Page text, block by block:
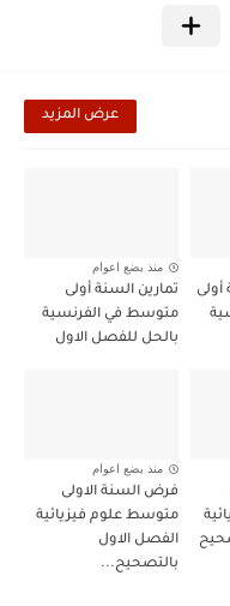
عرض المزيد
منذ بضع اعوام
تمارين السنة أولى
متوسط في الفرنسية
بالحل للفصل الاول
منذ بضع اعوام
فرض السنة الاولى
متوسط علوم فيزيائية
الفصل الاول
بالتصحيح...